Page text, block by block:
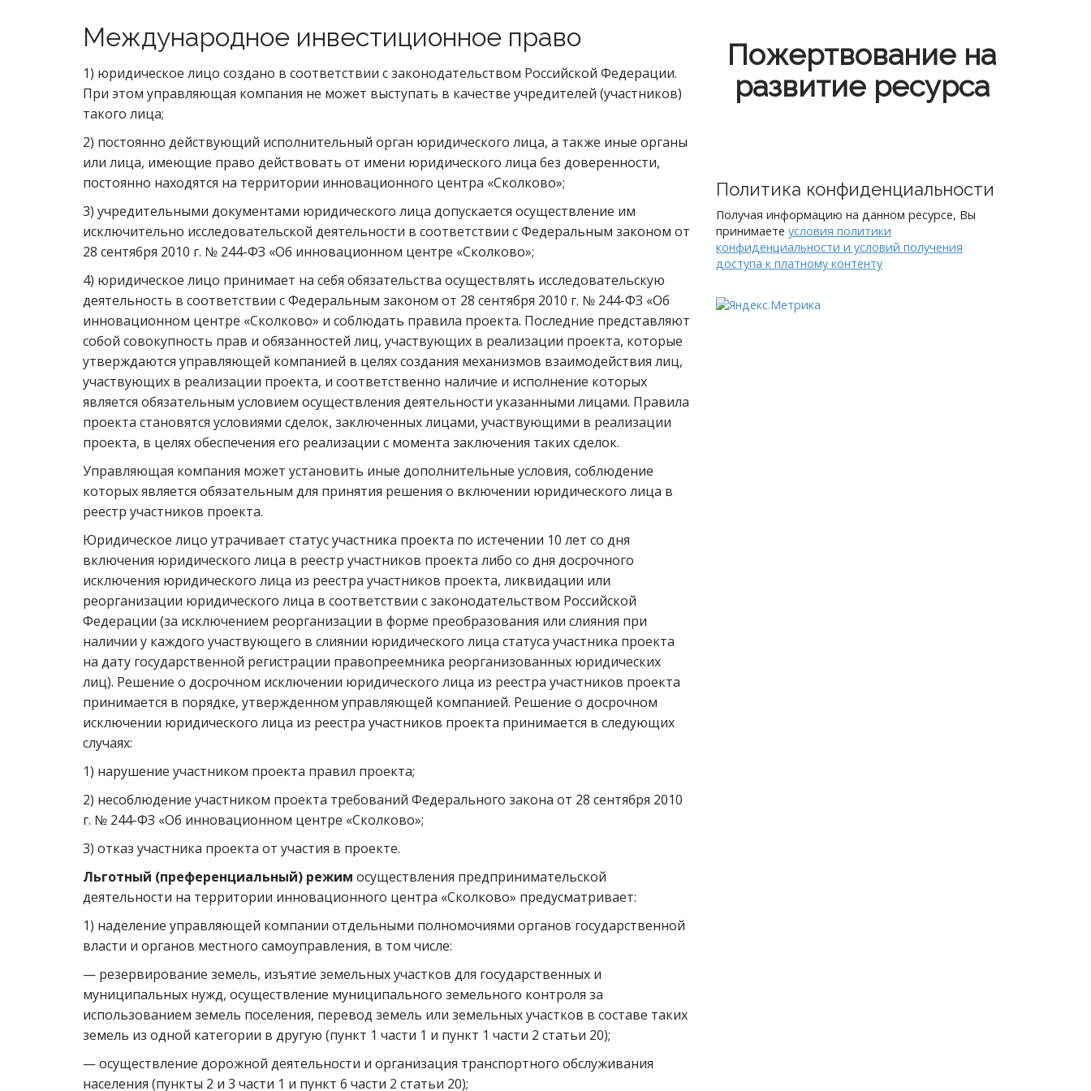
Международное инвестиционное право
1) юридическое лицо создано в соответствии с законодательством Российской Федерации.
При этом управляющая компания не может выступать в качестве учредителей (участников)
такого лица;
2) постоянно действующий исполнительный орган юридического лица, а также иные органы
или лица, имеющие право действовать от имени юридического лица без доверенности,
постоянно находятся на территории инновационного центра «Сколково»;
3) учредительными документами юридического лица допускается осуществление им
исключительно исследовательской деятельности в соответствии с Федеральным законом от
28 сентября 2010 г. № 244-ФЗ «Об инновационном центре «Сколково»;
4) юридическое лицо принимает на себя обязательства осуществлять исследовательскую
деятельность в соответствии с Федеральным законом от 28 сентября 2010 г. № 244-ФЗ «Об
инновационном центре «Сколково» и соблюдать правила проекта. Последние представляют
собой совокупность прав и обязанностей лиц, участвующих в реализации проекта, которые
утверждаются управляющей компанией в целях создания механизмов взаимодействия лиц,
участвующих в реализации проекта, и соответственно наличие и исполнение которых
является обязательным условием осуществления деятельности указанными лицами. Правила
проекта становятся условиями сделок, заключенных лицами, участвующими в реализации
проекта, в целях обеспечения его реализации с момента заключения таких сделок.
Управляющая компания может установить иные дополнительные условия, соблюдение
которых является обязательным для принятия решения о включении юридического лица в
реестр участников проекта.
Юридическое лицо утрачивает статус участника проекта по истечении 10 лет со дня
включения юридического лица в реестр участников проекта либо со дня досрочного
исключения юридического лица из реестра участников проекта, ликвидации или
реорганизации юридического лица в соответствии с законодательством Российской
Федерации (за исключением реорганизации в форме преобразования или слияния при
наличии у каждого участвующего в слиянии юридического лица статуса участника проекта
на дату государственной регистрации правопреемника реорганизованных юридических
лиц). Решение о досрочном исключении юридического лица из реестра участников проекта
принимается в порядке, утвержденном управляющей компанией. Решение о досрочном
исключении юридического лица из реестра участников проекта принимается в следующих
случаях:
1) нарушение участником проекта правил проекта;
2) несоблюдение участником проекта требований Федерального закона от 28 сентября 2010
г. № 244-ФЗ «Об инновационном центре «Сколково»;
3) отказ участника проекта от участия в проекте.
Льготный (преференциальный) режим осуществления предпринимательской
деятельности на территории инновационного центра «Сколково» предусматривает:
1) наделение управляющей компании отдельными полномочиями органов государственной
власти и органов местного самоуправления, в том числе:
— резервирование земель, изъятие земельных участков для государственных и
муниципальных нужд, осуществление муниципального земельного контроля за
использованием земель поселения, перевод земель или земельных участков в составе таких
земель из одной категории в другую (пункт 1 части 1 и пункт 1 части 2 статьи 20);
— осуществление дорожной деятельности и организация транспортного обслуживания
населения (пункты 2 и 3 части 1 и пункт 6 части 2 статьи 20);
Пожертвование на
развитие ресурса
Политика конфиденциальности
Получая информацию на данном ресурсе, Вы
принимаете условия политики
конфиденциальности и условий получения
доступа к платному контенту